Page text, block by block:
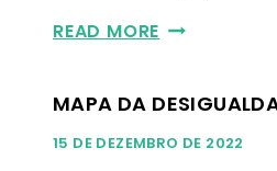
READ MORE
MAPA DA
15 DE DEZEMBRO DE 2022